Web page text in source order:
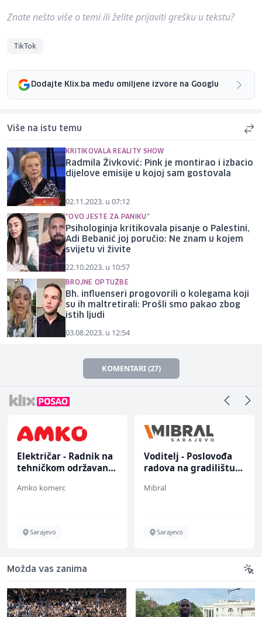
Znate nešto više o temi ili želite prijaviti grešku u tekstu?
TikTok
Dodajte Klix.ba među omiljene izvore na Googlu
Više na istu temu
KRITIKOVALA REALITY SHOW
Radmila Živković: Pink je montirao i izbacio
dijelove emisije u kojoj sam gostovala
02.11.2023. u 07:12
"OVO JESTE ZA PANIKU"
Psihologinja kritikovala pisanje o Palestini,
Adi Bebanić joj poručio: Ne znam u kojem
svijetu vi živite
22.10.2023. u 10:57
BROJNE OPTUŽBE
Bh. influenseri progovorili o kolegama koji
su ih maltretirali: Prošli smo pakao zbog
istih ljudi
03.08.2023. u 12:54
KOMENTARI (27)
Električar - Radnik na
tehničkom održavanju
Amko komerc
Sarajevo
Voditelj - Poslovođa
radova na gradilištu
Mibral
Sarajevo
Možda vas zanima